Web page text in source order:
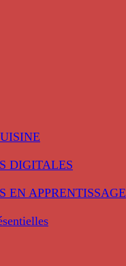
DIGITALES
EN APPRENTISSAGE